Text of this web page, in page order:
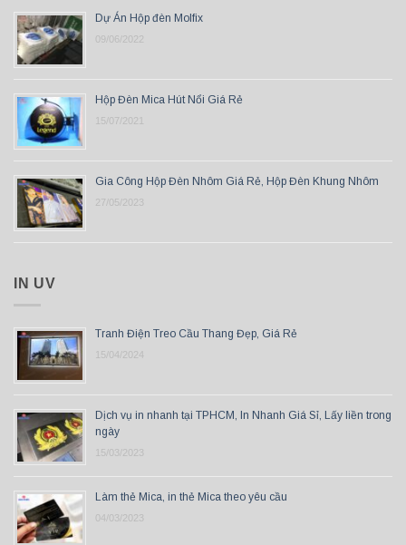
Dự Án Hộp đèn Molfix
09/06/2022
Hộp Đèn Mica Hút Nổi Giá Rẻ
15/07/2021
Gia Công Hộp Đèn Nhôm Giá Rẻ, Hộp Đèn Khung Nhôm
27/05/2023
IN UV
Tranh Điện Treo Cầu Thang Đẹp, Giá Rẻ
15/04/2024
Dịch vụ in nhanh tại TPHCM, In Nhanh Giá Sỉ, Lấy liền trong
ngày
15/03/2023
Làm thẻ Mica, in thẻ Mica theo yêu cầu
04/03/2023